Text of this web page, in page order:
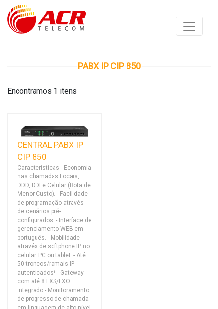
PABX IP CIP 850
Encontramos 1 itens
CENTRAL PABX IP
CIP 850
Características - Economia
nas chamadas Locais,
DDD, DDI e Celular (Rota de
Menor Custo). - Facilidade
de programação através
de cenários pré-
configurados. - Interface de
gerenciamento WEB em
português. - Mobilidade
através de softphone IP no
celular, PC ou tablet. - Até
50 troncos/ramais IP
autenticados¹ - Gateway
com até 8 FXS/FXO
integrado - Monitoramento
de progresso de chamada
em linguagem de alto nível